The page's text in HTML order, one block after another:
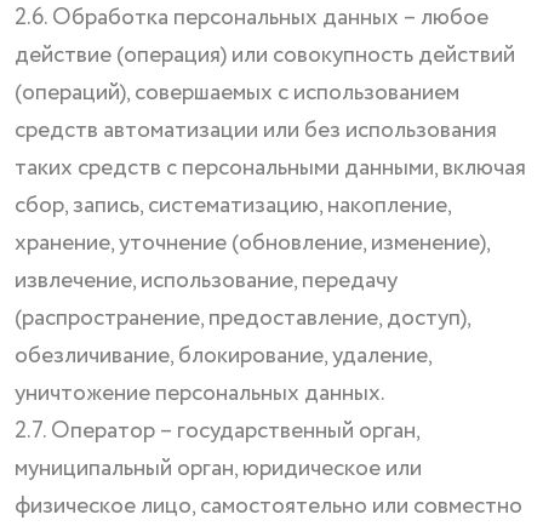
2.6. Обработка персональных данных – любое
действие (операция) или совокупность действий
(операций), совершаемых с использованием
средств автоматизации или без использования
таких средств с персональными данными, включая
сбор, запись, систематизацию, накопление,
хранение, уточнение (обновление, изменение),
извлечение, использование, передачу
(распространение, предоставление, доступ),
обезличивание, блокирование, удаление,
уничтожение персональных данных.
2.7. Оператор – государственный орган,
муниципальный орган, юридическое или
физическое лицо, самостоятельно или совместно